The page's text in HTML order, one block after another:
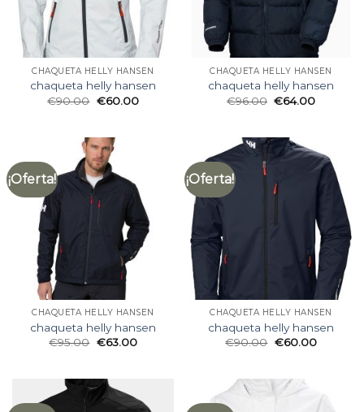
CHAQUETA HELLY HANSEN
chaqueta helly hansen
€90.00 €60.00
CHAQUETA HELLY HANSEN
chaqueta helly hansen
€96.00 €64.00
¡Oferta!
CHAQUETA HELLY HANSEN
chaqueta helly hansen
€95.00 €63.00
¡Oferta!
CHAQUETA HELLY HANSEN
chaqueta helly hansen
€90.00 €60.00